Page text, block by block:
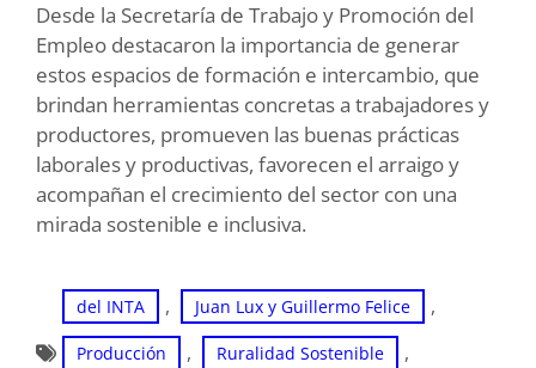
Desde la Secretaría de Trabajo y Promoción del
Empleo destacaron la importancia de generar
estos espacios de formación e intercambio, que
brindan herramientas concretas a trabajadores y
productores, promueven las buenas prácticas
laborales y productivas, favorecen el arraigo y
acompañan el crecimiento del sector con una
mirada sostenible e inclusiva.
del INTA , Juan Lux y Guillermo Felice ,
Producción , Ruralidad Sostenible ,